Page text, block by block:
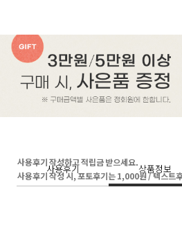
사용후기 상품정보
사용후기 작성하고 적립금 받으세요.
사용후기 작성 시, 포토후기는 1,000원 / 텍스트